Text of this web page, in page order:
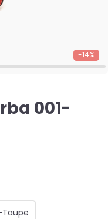
-14%
001-